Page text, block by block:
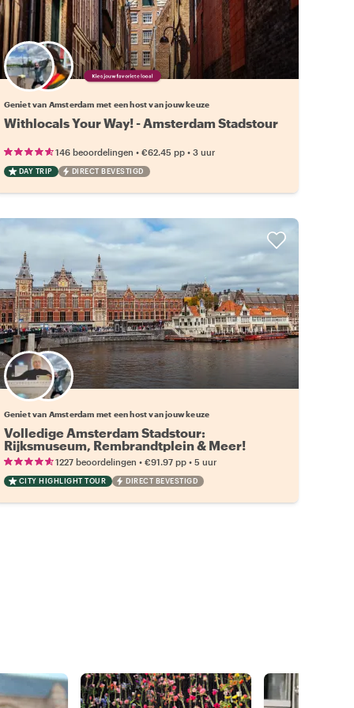
Kies jouw favoriete local
Geniet van Amsterdam met een host van jouw keuze
Withlocals Your Way! - Amsterdam Stadstour
146 beoordelingen • €62.45 pp• 3 uur
DAY TRIP DIRECT BEVESTIGD
Kies jouw favoriete local
Geniet van Amsterdam met een host van jouw keuze
Volledige Amsterdam Stadstour:
Rijksmuseum, Rembrandtplein & Meer!
1227 beoordelingen • €91.97 pp• 5 uur
CITY HIGHLIGHT TOUR DIRECT BEVESTIGD